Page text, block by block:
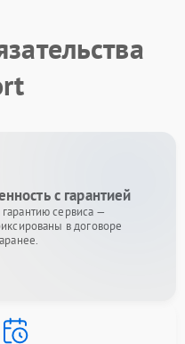
с гарантией
сервиса —
в договоре